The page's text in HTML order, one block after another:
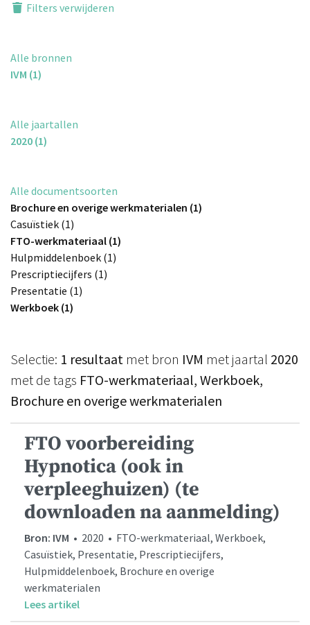
Filters verwijderen
Alle bronnen
IVM (1)
Alle jaartallen
2020 (1)
Alle documentsoorten
Brochure en overige werkmaterialen (1)
Casuïstiek (1)
FTO-werkmateriaal (1)
Hulpmiddelenboek (1)
Prescriptiecijfers (1)
Presentatie (1)
Werkboek (1)
Selectie: 1 resultaat met bron IVM met jaartal 2020
met de tags FTO-werkmateriaal, Werkboek,
Brochure en overige werkmaterialen
FTO voorbereiding
Hypnotica (ook in
verpleeghuizen) (te
downloaden na aanmelding)
Bron: IVM • 2020 • FTO-werkmateriaal, Werkboek,
Casuïstiek, Presentatie, Prescriptiecijfers,
Hulpmiddelenboek, Brochure en overige
werkmaterialen
Lees artikel